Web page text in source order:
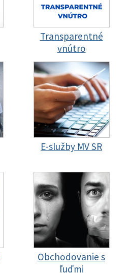
Transparentné
vnútro
E-služby MV SR
Obchodovanie s
ľuďmi